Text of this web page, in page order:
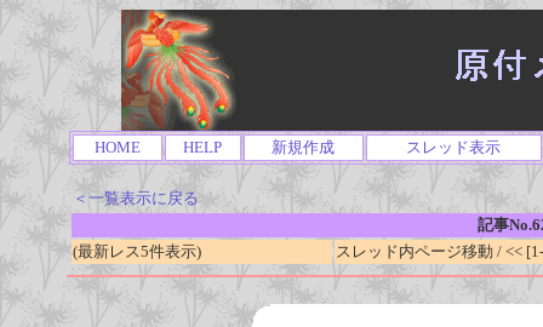
HOME HELP 新規作成 スレッド表示
＜一覧表示に戻る
記事
(最新レス5件表示)
スレッド内ページ移動 / <<